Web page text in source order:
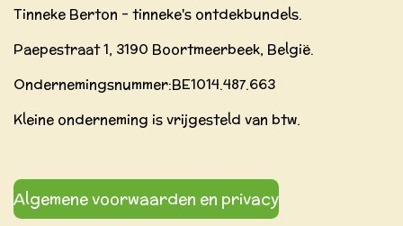
Tinneke Berton - tinneke's ontdekbundels.
Paepestraat 1, 3190 Boortmeerbeek, België.
Ondernemingsnummer:BE1014.487.663
Kleine onderneming is vrijgesteld van btw.
Algemene voorwaarden en privacy